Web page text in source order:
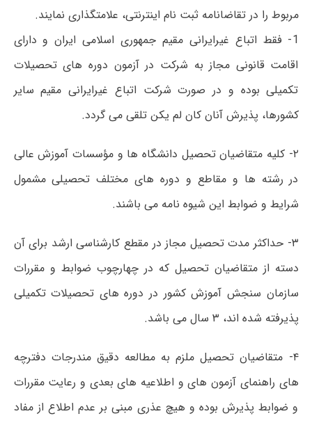
مربوط را در تقاضانامه ثبت نام اینترنتی، علامتگذاری نمایند.
1- فقط اتباع غیرایرانی مقیم جمهوری اسلامی ایران و دارای
اقامت قانونی مجاز به شرکت در آزمون دوره های تحصیلات
تکمیلی بوده و در صورت شرکت اتباع غیرایرانی مقیم سایر
کشورها، پذیرش آنان کان لم یکن تلقی می گردد.
۲- کلیه متقاضیان تحصیل دانشگاه ها و مؤسسات آموزش عالی
در رشته ها و مقاطع و دوره های مختلف تحصیلی مشمول
شرایط و ضوابط این شیوه نامه می باشند.
۳- حداکثر مدت تحصیل مجاز در مقطع کارشناسی ارشد برای آن
دسته از متقاضیان تحصیل که در چهارچوب ضوابط و مقررات
سازمان سنجش آموزش کشور در دوره های تحصیلات تکمیلی
پذیرفته شده اند، ۳ سال می باشد.
۴- متقاضیان تحصیل ملزم به مطالعه دقیق مندرجات دفترچه
های راهنمای آزمون های و اطلاعیه های بعدی و رعایت مقررات
و ضوابط پذیرش بوده و هیچ عذری مبنی بر عدم اطلاع از مفاد